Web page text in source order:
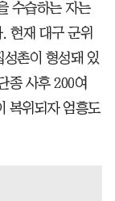
수습하는 자는
현재 대구 군위
촌이 형성돼 있
종 사후 200여
복위되자 엄흥도